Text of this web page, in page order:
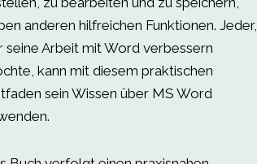
anderen hilfreichen Funktionen. Jeder,
seine Arbeit mit Word verbessern
kann mit diesem praktischen
sein Wissen über MS Word